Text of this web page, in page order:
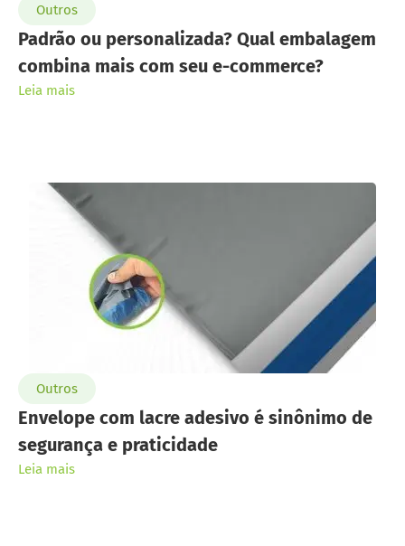
Outros
Padrão ou personalizada? Qual embalagem
combina mais com seu e-commerce?
Leia mais
Outros
Envelope com lacre adesivo é sinônimo de
segurança e praticidade
Leia mais